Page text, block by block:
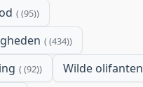
(95)
(434)
(92) Wilde olifanten